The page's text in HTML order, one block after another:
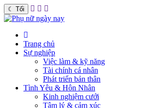
☾ Tối
Trang chủ
Sự nghiệp
Việc làm & kỹ năng
Tài chính cá nhân
Phát triển bản thân
Tình Yêu & Hôn Nhân
Kinh nghiệm cưới
Tâm lý & cảm xúc